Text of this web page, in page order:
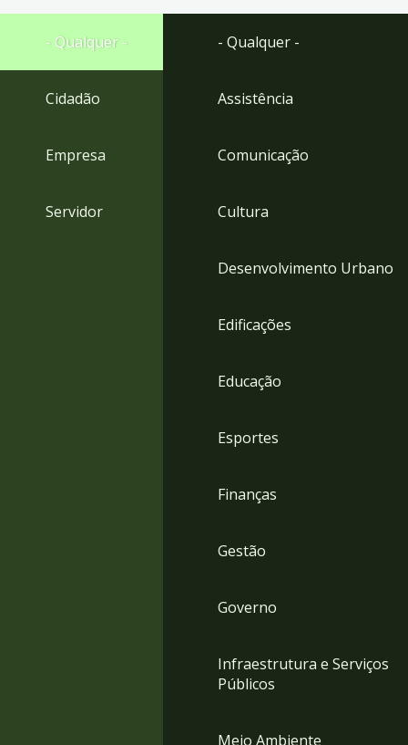
Ir
rodapé
- Qualquer -
Cidadão
Empresa
Servidor
- Qualquer -
Assistência
Comunicação
Cultura
Desenvolvimento Urbano
Edificações
Educação
Esportes
Finanças
Gestão
Governo
Infraestrutura e Serviços
Públicos
Meio Ambiente